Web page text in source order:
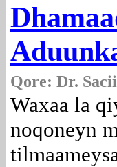
Qore: Dr.
Waxaa la
noqoneyn